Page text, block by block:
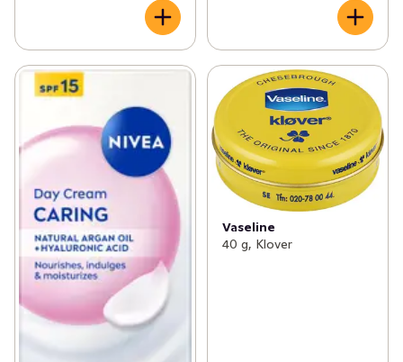
Vaseline
40 g, Klover